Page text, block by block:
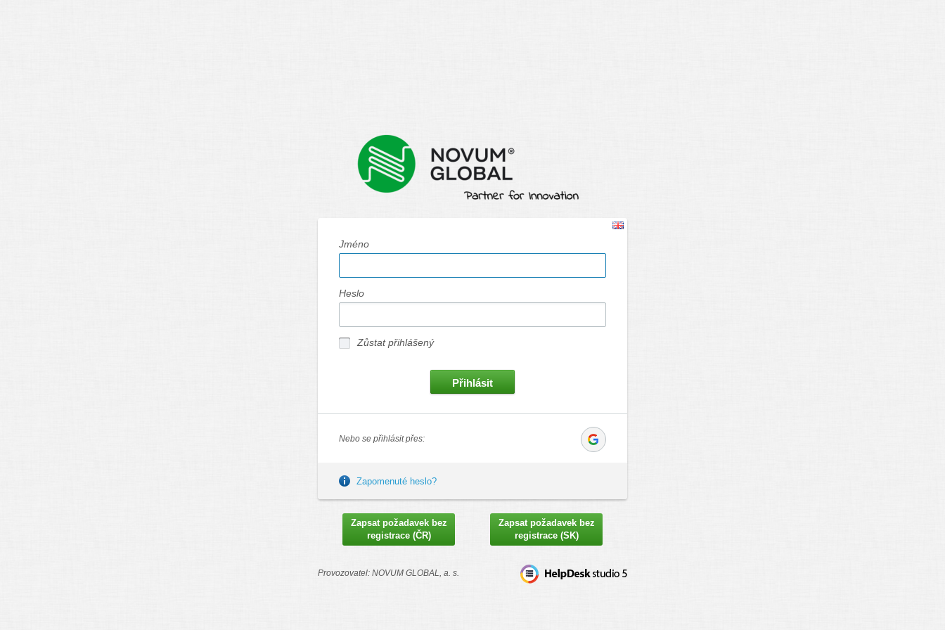
Jméno
Heslo
Zůstat přihlášený
Nebo se přihlásit přes:
Zapomenuté heslo?
Zapsat požadavek bez
registrace (ČR)
Zapsat požadavek bez
registrace (SK)
Provozovatel: NOVUM GLOBAL, a. s.